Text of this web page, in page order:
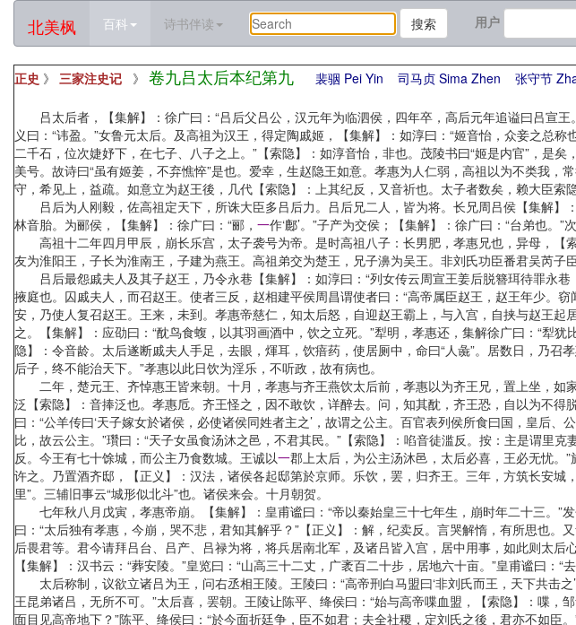
北美枫 百科 诗书伴读 搜索 用户
正史 》 三家注史记 》 卷九吕太后本纪第九 裴骃 Pei Yin 司马贞 Sima Zhen 张守节
吕太后者，【集解】：徐广曰：“吕后父吕公，汉元年为临泗侯，四年卒，高后元年追谥曰吕宣王
义曰：“讳盈。”女鲁元太后。及高祖为汉王，得定陶戚姬，【集解】：如淳曰：“姬音怡，众妾之总称
二千石，位次婕妤下，在七子、八子之上。”【索隐】：如淳音怡，非也。茂陵书曰“姬是内官”，是
美号。故诗曰“虽有姬姜，不弃憔悴”是也。爱幸，生赵隐王如意。孝惠为人仁弱，高祖以为不类我
守，希见上，益疏。如意立为赵王後，几代【索隐】：上其纪反，又音祈也。太子者数矣，赖大臣
吕后为人刚毅，佐高祖定天下，所诛大臣多吕后力。吕后兄二人，皆为将。长兄周吕侯【集解】
林音胎。为郦侯，【集解】：徐广曰：“郦， 一作‘鄜’。”子产为交侯；【集解】：徐广曰：“台弟也。
高祖十二年四月甲辰，崩长乐宫，太子袭号为帝。是时高祖八子：长男肥，孝惠兄也，异母，【
友为淮阳王，子长为淮南王，子建为燕王。高祖弟交为楚王，兄子濞为吴王。非刘氏功臣番君吴芮子臣
吕后最怨戚夫人及其子赵王，乃令永巷【集解】：如淳曰：“列女传云周宣王姜后脱簪珥待罪永
掖庭也。囚戚夫人，而召赵王。使者三反，赵相建平侯周昌谓使者曰：“高帝属臣赵王，赵王年少。
安，乃使人复召赵王。王来，未到。孝惠帝慈仁，知太后怒，自迎赵王霸上，与入宫，自挟与赵王
之。【集解】：应劭曰：“酖鸟食蝮，以其羽画酒中，饮之立死。”犁明，孝惠还，集解徐广曰：“犁
隐】：令音龄。太后遂断戚夫人手足，去眼，煇耳，饮瘖药，使居厕中，命曰“人彘”。居数日，乃
后子，终不能治天下。”孝惠以此日饮为淫乐，不听政，故有病也。
二年，楚元王、齐悼惠王皆来朝。十月，孝惠与齐王燕饮太后前，孝惠以为齐王兄，置上坐，如
泛【索隐】：音捧泛也。孝惠卮。齐王怪之，因不敢饮，详醉去。问，知其酖，齐王恐，自以为不得
曰：“公羊传曰‘天子嫁女於诸侯，必使诸侯同姓者主之’，故谓之公主。百官表列侯所食曰国，皇后
比，故云公主。”瓚曰：“天子女虽食汤沐之邑，不君其民。”【索隐】：啗音徒滥反。按：主是谓里
反。今王有七十馀城，而公主乃食数城。王诚以一郡上太后，为公主汤沐邑，太后必喜，王必无忧。
许之。乃置酒齐邸，【正义】：汉法，诸侯各起邸第於京师。乐饮，罢，归齐王。三年，方筑长安
里”。三辅旧事云“城形似北斗”也。诸侯来会。十月朝贺。
七年秋八月戊寅，孝惠帝崩。【集解】：皇甫谧曰：“帝以秦始皇三十七年生，崩时年二十三。”
曰：“太后独有孝惠，今崩，哭不悲，君知其解乎？”【正义】：解，纪卖反。言哭解惰，有所思也
后畏君等。君今请拜吕台、吕产、吕禄为将，将兵居南北军，及诸吕皆入宫，居中用事，如此则太
【集解】：汉书云：“葬安陵。”皇览曰：“山高三十二丈，广袤百二十步，居地六十亩。”皇甫谧曰：
太后称制，议欲立诸吕为王，问右丞相王陵。王陵曰：“高帝刑白马盟曰‘非刘氏而王，天下共击
王昆弟诸吕，无所不可。”太后喜，罢朝。王陵让陈平、绛侯曰：“始与高帝喋血盟，【索隐】：喋
面目见高帝地下？”陈平、绛侯曰：“於今面折廷争，臣不如君；夫全社稷，定刘氏之後，君亦不如臣